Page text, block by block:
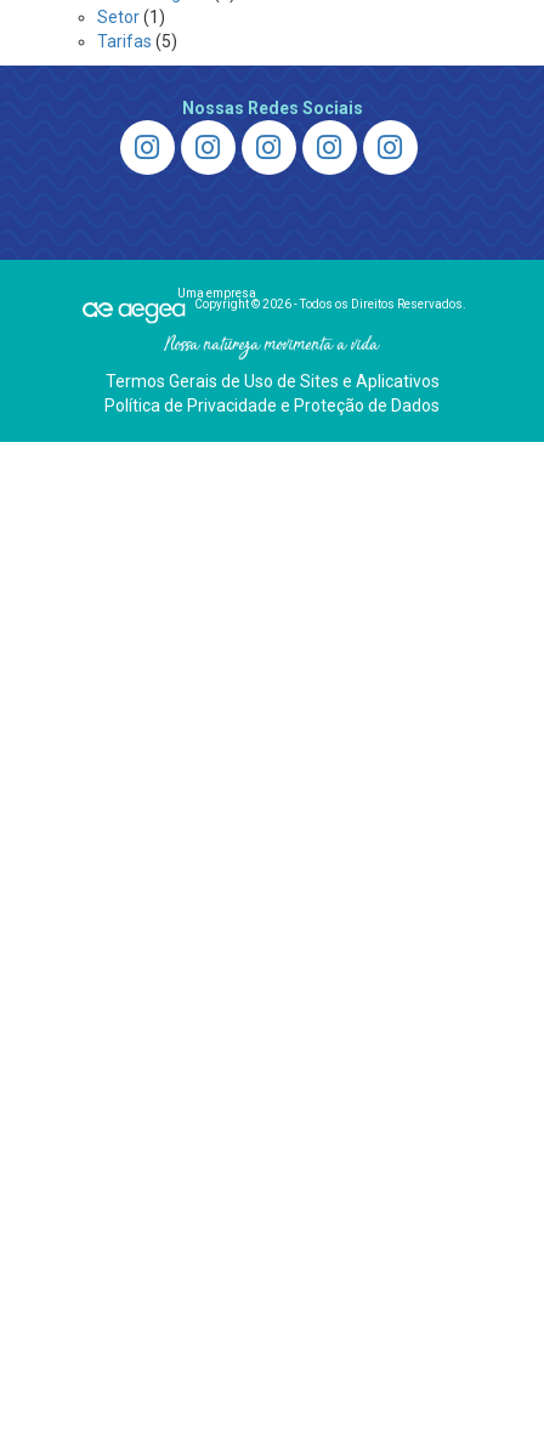
Setor(1)
Tarifas (5)
Nossas Redes Sociais
Uma empresa
Copyright © 2026 - Todos os Direitos Reservados.
Nossa natureza movimenta a vida
Termos Gerais de Uso de Sites e Aplicativos
Política de Privacidade e Proteção de Dados